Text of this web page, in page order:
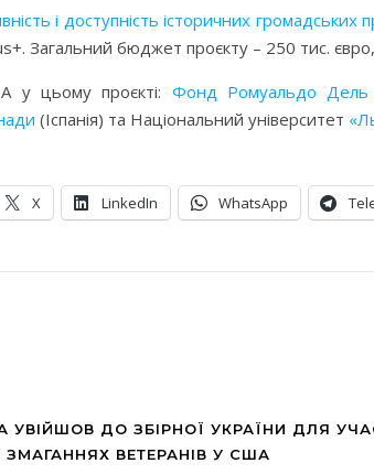
і доступність історичних громадських
Загальний бюджет проєкту – 250 тис.
у цьому проєкті: Фонд Ромуальдо Дель
(Іспанія) та Національний університет
X LinkedIn WhatsApp
УВІЙШОВ ДО ЗБІРНОЇ УКРАЇНИ ДЛЯ
ВЕТЕРАНІВ У США